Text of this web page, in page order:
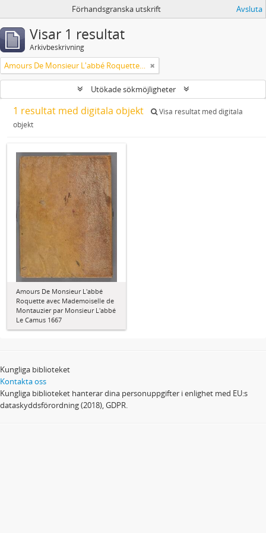
Förhandsgranska utskrift Avsluta
Visar 1 resultat
Arkivbeskrivning
Amours De Monsieur L'abbé Roquette avec Mademoiselle de Montauzier par Monsieur L'abbé Le Camus 1667
Utökade sökmöjligheter
1 resultat med digitala objekt
Visa resultat med digitala
objekt
Amours De Monsieur L'abbé
Roquette avec Mademoiselle de
Montauzier par Monsieur L'abbé
Le Camus 1667
Kungliga biblioteket
Kontakta oss
Kungliga biblioteket hanterar dina personuppgifter i enlighet med EU:s
dataskyddsförordning (2018), GDPR.